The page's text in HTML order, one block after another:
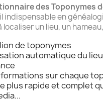
des Toponymes
indispensable en
localiser un lieu, un
de toponymes
automatique du
sur chaque
plus rapide et complet